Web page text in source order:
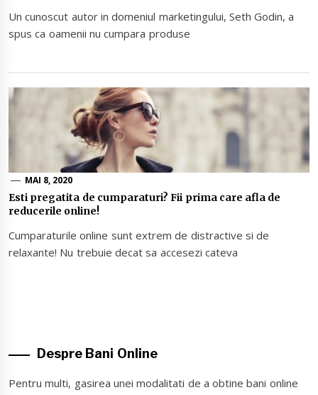
Un cunoscut autor in domeniul marketingului, Seth Godin, a
spus ca oamenii nu cumpara produse
MAI 8, 2020
Esti pregatita de cumparaturi? Fii prima care afla de
reducerile online!
Cumparaturile online sunt extrem de distractive si de
relaxante! Nu trebuie decat sa accesezi cateva
Despre Bani Online
Pentru multi, gasirea unei modalitati de a obtine bani online